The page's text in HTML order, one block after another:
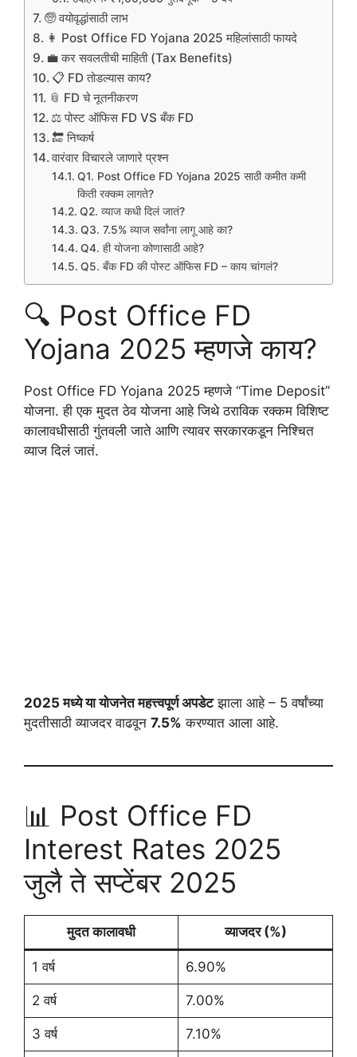
🧓 वयोवृद्धांसाठी लाभ
👩 Post Office FD Yojana 2025 महिलांसाठी फायदे
💼 कर सवलतीची माहिती (Tax Benefits)
📋 FD तोडल्यास काय?
📎 FD चे नूतनीकरण
⚖️ पोस्ट ऑफिस FD VS बँक FD
🔚 निष्कर्ष
वारंवार विचारले जाणारे प्रश्न
Q1. Post Office FD Yojana 2025 साठी कमीत कमी
किती रक्कम लागते?
Q2. व्याज कधी दिलं जातं?
Q3. 7.5% व्याज सर्वांना लागू आहे का?
Q4. ही योजना कोणासाठी आहे?
Q5. बँक FD की पोस्ट ऑफिस FD – काय चांगलं?
🔍 Post Office FD
Yojana 2025 म्हणजे काय?
Post Office FD Yojana 2025 म्हणजे “Time Deposit”
योजना. ही एक मुदत ठेव योजना आहे जिथे ठराविक रक्कम विशिष्ट
कालावधीसाठी गुंतवली जाते आणि त्यावर सरकारकडून निश्चित
व्याज दिलं जातं.
2025 मध्ये या योजनेत महत्त्वपूर्ण अपडेटझाला आहे – 5 वर्षांच्या
मुदतीसाठी व्याजदर वाढवून 7.5% करण्यात आला आहे.
📊 Post Office FD
Interest Rates 2025
जुलै ते सप्टेंबर 2025
मुदत कालावधी व्याजदर (%)
1 वर्ष 6.90%
2 वर्ष 7.00%
3 वर्ष 7.10%